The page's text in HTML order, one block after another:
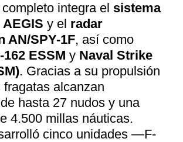
integra el sistema
y el radar
AN/SPY-1F, así como
ESSM y Naval Strike
. Gracias a su propulsión
alcanzan
hasta 27 nudos y una
4.500 millas náuticas.
cinco unidades —F-